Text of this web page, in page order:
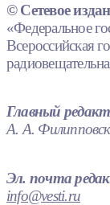
© Сетевое
«Федеральное
Всероссийская
Главный
А. А.
Эл. почта
info@vesti.ru